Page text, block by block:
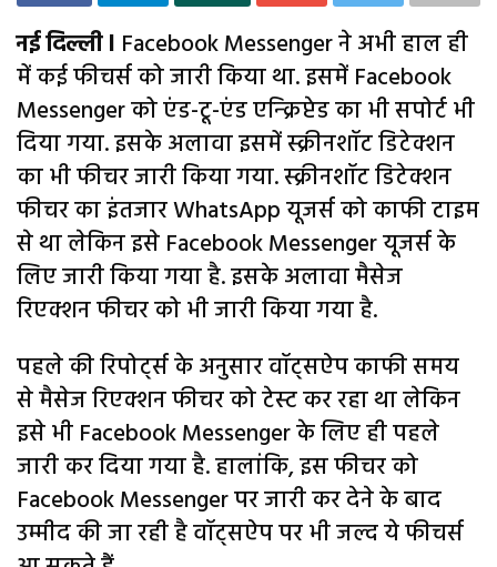
नई दिल्ली l Facebook Messenger ने अभी हाल ही
में कई फीचर्स को जारी किया था. इसमें Facebook
Messenger को एंड-टू-एंड एन्क्रिप्टेड का भी सपोर्ट भी
दिया गया. इसके अलावा इसमें स्क्रीनशॉट डिटेक्शन
का भी फीचर जारी किया गया. स्क्रीनशॉट डिटेक्शन
फीचर का इंतजार WhatsApp यूजर्स को काफी टाइम
से था लेकिन इसे Facebook Messenger यूजर्स के
लिए जारी किया गया है. इसके अलावा मैसेज
रिएक्शन फीचर को भी जारी किया गया है.
पहले की रिपोर्ट्स के अनुसार वॉट्सऐप काफी समय
से मैसेज रिएक्शन फीचर को टेस्ट कर रहा था लेकिन
इसे भी Facebook Messenger के लिए ही पहले
जारी कर दिया गया है. हालांकि, इस फीचर को
Facebook Messenger पर जारी कर देने के बाद
उम्मीद की जा रही है वॉट्सऐप पर भी जल्द ये फीचर्स